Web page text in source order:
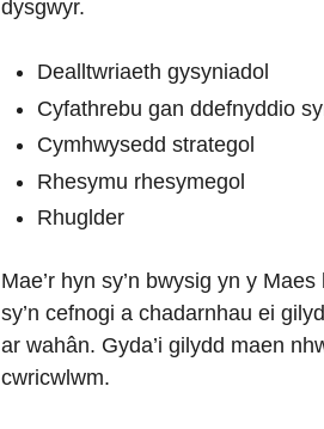
dysgwyr.
Dealltwriaeth gysyniadol
Cyfathrebu gan ddefnyddio
Cymhwysedd strategol
Rhesymu rhesymegol
Rhuglder
Mae’r hyn sy’n bwysig yn y
sy’n cefnogi a chadarnhau ei
ar wahân. Gyda’i gilydd maen
cwricwlwm.